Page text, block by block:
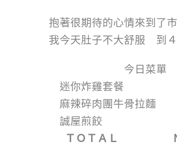
抱著很期待的心情來到了
我今天肚子不大舒服 到４
今日菜單
迷你炸雞套餐 Ｎ
麻辣碎肉團牛骨拉麵
誠屋煎餃 Ｎ
ＴＯＴＡＬ Ｎ